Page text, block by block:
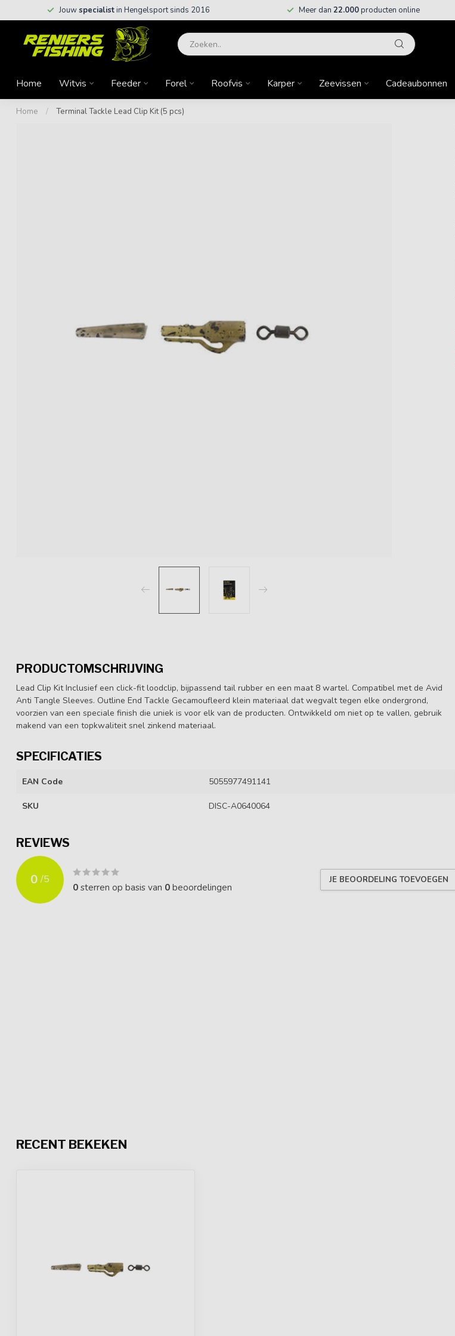
Jouwspecialistin Hengelsport sinds 2016 Meer dan 22.000producten online
Home Witvis Feeder Forel Roofvis Karper Zeevissen Cadeaubonnen
Home / Terminal Tackle Lead Clip Kit (5 pcs)
PRODUCTOMSCHRIJVING
Lead Clip Kit Inclusief een click-fit loodclip, bijpassend tail rubber en een maat 8 wartel. Compatibel met de Avid
Anti Tangle Sleeves. Outline End Tackle Gecamoufleerd klein materiaal dat wegvalt tegen elke ondergrond,
voorzien van een speciale finish die uniek is voor elk van de producten. Ontwikkeld om niet op te vallen, gebruik
makend van een topkwaliteit snel zinkend materiaal.
SPECIFICATIES
EAN Code 5055977491141
SKU DISC-A0640064
REVIEWS
0 /5
0sterren op basis van 0beoordelingen
JE BEOORDELING TOEVOEGEN
RECENT BEKEKEN